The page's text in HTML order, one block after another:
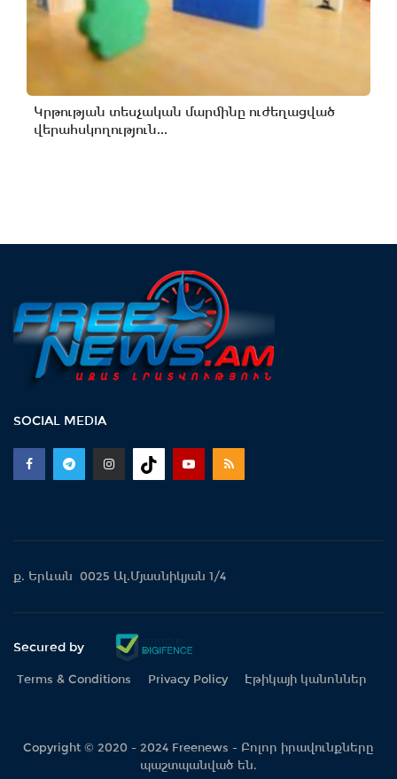
Կրթության տեսչական մարմինը ուժեղացված
վերահսկողություն...
SOCIAL MEDIA
ք. Երևան 0025 Ալ.Մյասնիկյան 1/4
Secured by
Terms & Conditions Privacy Policy Էթիկայի կանոններ
Copyright © 2020 - 2024 Freenews - Բոլոր իրավունքները
պաշտպանված են.